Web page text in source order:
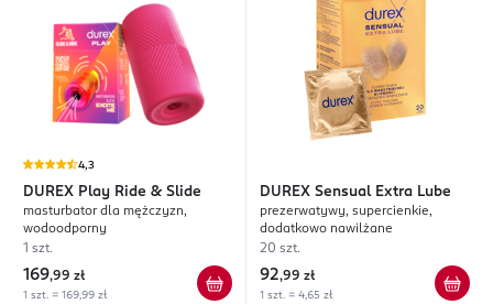
4,3
DUREX Play Ride & Slide
masturbator dla mężczyzn,
wodoodporny
1 szt.
169,99 zł
1 szt. = 169,99 zł
DUREX Sensual Extra Lube
prezerwatywy, supercienkie,
dodatkowo nawilżane
20 szt.
92,99 zł
1 szt. = 4,65 zł